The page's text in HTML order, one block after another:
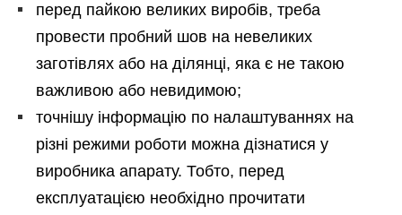
перед пайкою великих виробів, треба
провести пробний шов на невеликих
заготівлях або на ділянці, яка є не такою
важливою або невидимою;
точнішу інформацію по налаштуваннях на
різні режими роботи можна дізнатися у
виробника апарату. Тобто, перед
експлуатацією необхідно прочитати